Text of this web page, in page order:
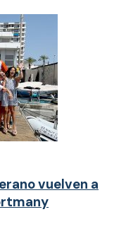
vuelven a